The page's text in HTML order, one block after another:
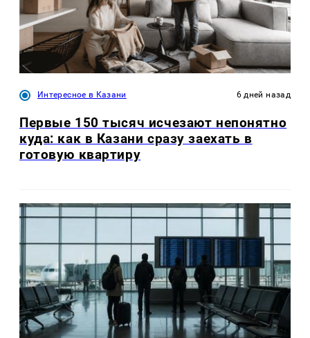
Интересное в Казани 6 дней назад
Первые 150 тысяч исчезают непонятно
куда: как в Казани сразу заехать в
готовую квартиру